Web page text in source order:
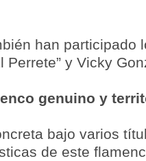
han participado
Perrete” y Vicky
genuino y
bajo varios
de este